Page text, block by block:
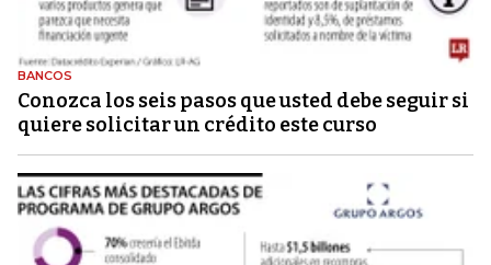
BANCOS
Conozca los seis pasos que usted debe seguir si
quiere solicitar un crédito este curso